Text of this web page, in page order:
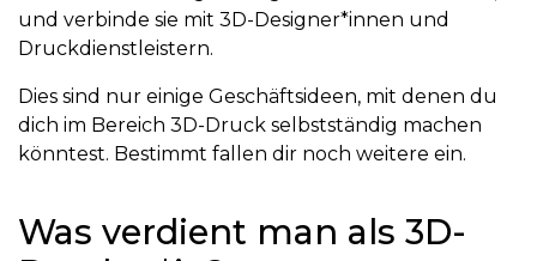
und verbinde sie mit 3D-Designer*innen und
Druckdienstleistern.
Dies sind nur einige Geschäftsideen, mit denen du
dich im Bereich 3D-Druck selbstständig machen
könntest. Bestimmt fallen dir noch weitere ein.
Was verdient man als 3D-